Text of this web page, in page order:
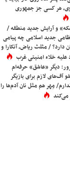
هر کسی جز جمهوری
و آرایش جدید منطقه /
جدید اسلامی چه پیامی
دارد؟ / مثلث ریاض، آنکارا و
علیه خلاء امنیتی غرب
دیگر «عاشق» حرفه‌ام
آف‌های لازم برای بازیگر
مِهر هم مثل نان آدم‌ها را